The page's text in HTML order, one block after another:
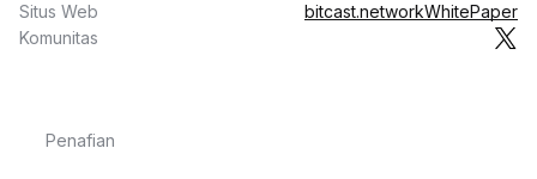
Situs Web bitcast.networkWhitePaper
Komunitas
Penafian